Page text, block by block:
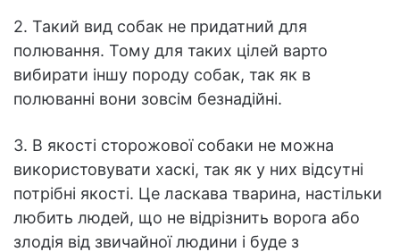
2. Такий вид собак не придатний для
полювання. Тому для таких цілей варто
вибирати іншу породу собак, так як в
полюванні вони зовсім безнадійні.
3. В якості сторожової собаки не можна
використовувати хаскі, так як у них відсутні
потрібні якості. Це ласкава тварина, настільки
любить людей, що не відрізнить ворога або
злодія від звичайної людини і буде з